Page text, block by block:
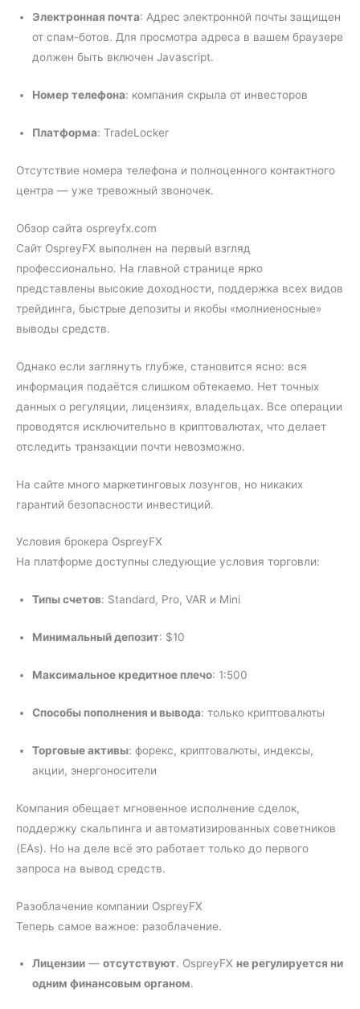
Электронная почта: Адрес электронной почты защищен
от спам-ботов. Для просмотра адреса в вашем браузере
должен быть включен Javascript.
Номер телефона: компания скрыла от инвесторов
Платформа: TradeLocker
Отсутствие номера телефона и полноценного контактного
центра — уже тревожный звоночек.
Обзор сайта ospreyfx.com
Сайт OspreyFX выполнен на первый взгляд
профессионально. На главной странице ярко
представлены высокие доходности, поддержка всех видов
трейдинга, быстрые депозиты и якобы «молниеносные»
выводы средств.
Однако если заглянуть глубже, становится ясно: вся
информация подаётся слишком обтекаемо. Нет точных
данных о регуляции, лицензиях, владельцах. Все операции
проводятся исключительно в криптовалютах, что делает
отследить транзакции почти невозможно.
На сайте много маркетинговых лозунгов, но никаких
гарантий безопасности инвестиций.
Условия брокера OspreyFX
На платформе доступны следующие условия торговли:
Типы счетов: Standard, Pro, VAR и Mini
Минимальный депозит: $10
Максимальное кредитное плечо: 1:500
Способы пополнения и вывода: только криптовалюты
Торговые активы: форекс, криптовалюты, индексы,
акции, энергоносители
Компания обещает мгновенное исполнение сделок,
поддержку скальпинга и автоматизированных советников
(EAs). Но на деле всё это работает только до первого
запроса на вывод средств.
Разоблачение компании OspreyFX
Теперь самое важное: разоблачение.
Лицензии — отсутствуют. OspreyFX не регулируется ни
одним финансовым органом.